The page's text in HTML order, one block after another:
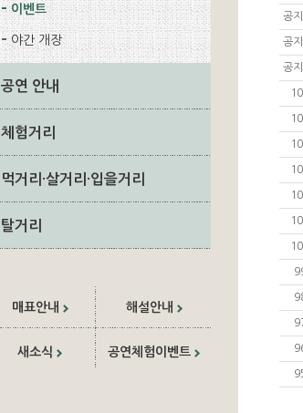
이벤트
야간 개장
공연 안내
체험거리
먹거리·살거리·입을거리
탈거리
매표안내 해설안내
새소식 공연체험이벤트
공지
공지
공지